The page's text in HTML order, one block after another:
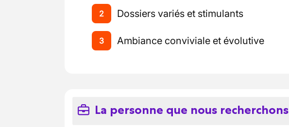
2 Dossiers variés et stimulants
3 Ambiance conviviale et évolutive
La personne que nous recherchons